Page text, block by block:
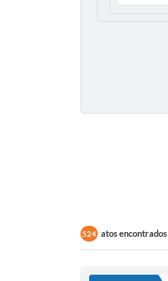
524 atos encontrados